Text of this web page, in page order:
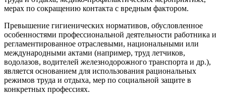
мерах по сокращению контакта с вредным фактором.
Превышение гигиенических нормативов, обусловленное
особенностями профессиональной деятельности работника и
регламентированное отраслевыми, национальными или
международными актами (например, труд летчиков,
водолазов, водителей железнодорожного транспорта и др.),
является основанием для использования рациональных
режимов труда и отдыха, мер по социальной защите в
конкретных профессиях.